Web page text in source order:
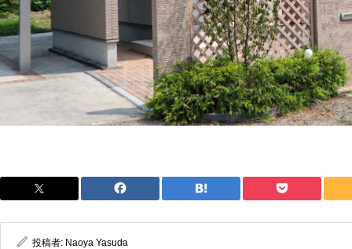
投稿者: Naoya Yasuda